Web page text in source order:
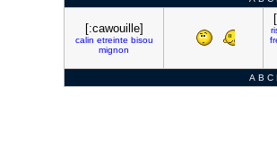
[:cawouille]
calin etreinte bisou
mignon
A B C